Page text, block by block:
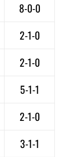
8-0-0
2-1-0
2-1-0
5-1-1
2-1-0
3-1-1